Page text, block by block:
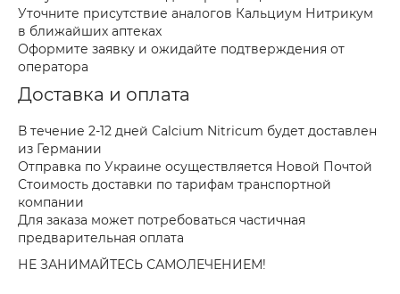
Уточните присутствие аналогов Кальциум Нитрикум
в ближайших аптеках
Оформите заявку и ожидайте подтверждения от
оператора
Доставка и оплата
В течение 2-12 дней Calcium Nitricum будет доставлен
из Германии
Отправка по Украине осуществляется Новой Почтой
Стоимость доставки по тарифам транспортной
компании
Для заказа может потребоваться частичная
предварительная оплата
НЕ ЗАНИМАЙТЕСЬ САМОЛЕЧЕНИЕМ!